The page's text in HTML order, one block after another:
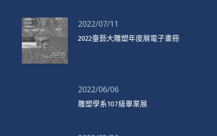
2022/07/11
2022臺藝大雕塑年度展電子畫冊
2022/06/06
雕塑學系107級畢業展